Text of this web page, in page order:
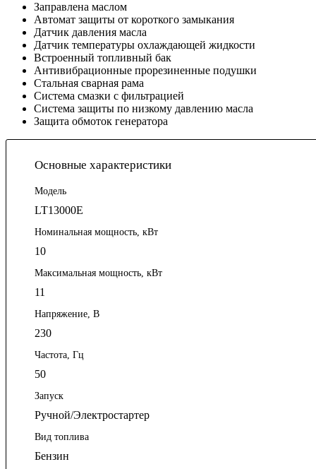
Заправлена маслом
Автомат защиты от короткого замыкания
Датчик давления масла
Датчик температуры охлаждающей жидкости
Встроенный топливный бак
Антивибрационные прорезиненные подушки
Стальная сварная рама
Система смазки с фильтрацией
Система защиты по низкому давлению масла
Защита обмоток генератора
Основные характеристики
Модель
LT13000E
Номинальная мощность, кВт
10
Максимальная мощность, кВт
11
Напряжение, В
230
Частота, Гц
50
Запуск
Ручной/Электростартер
Вид топлива
Бензин